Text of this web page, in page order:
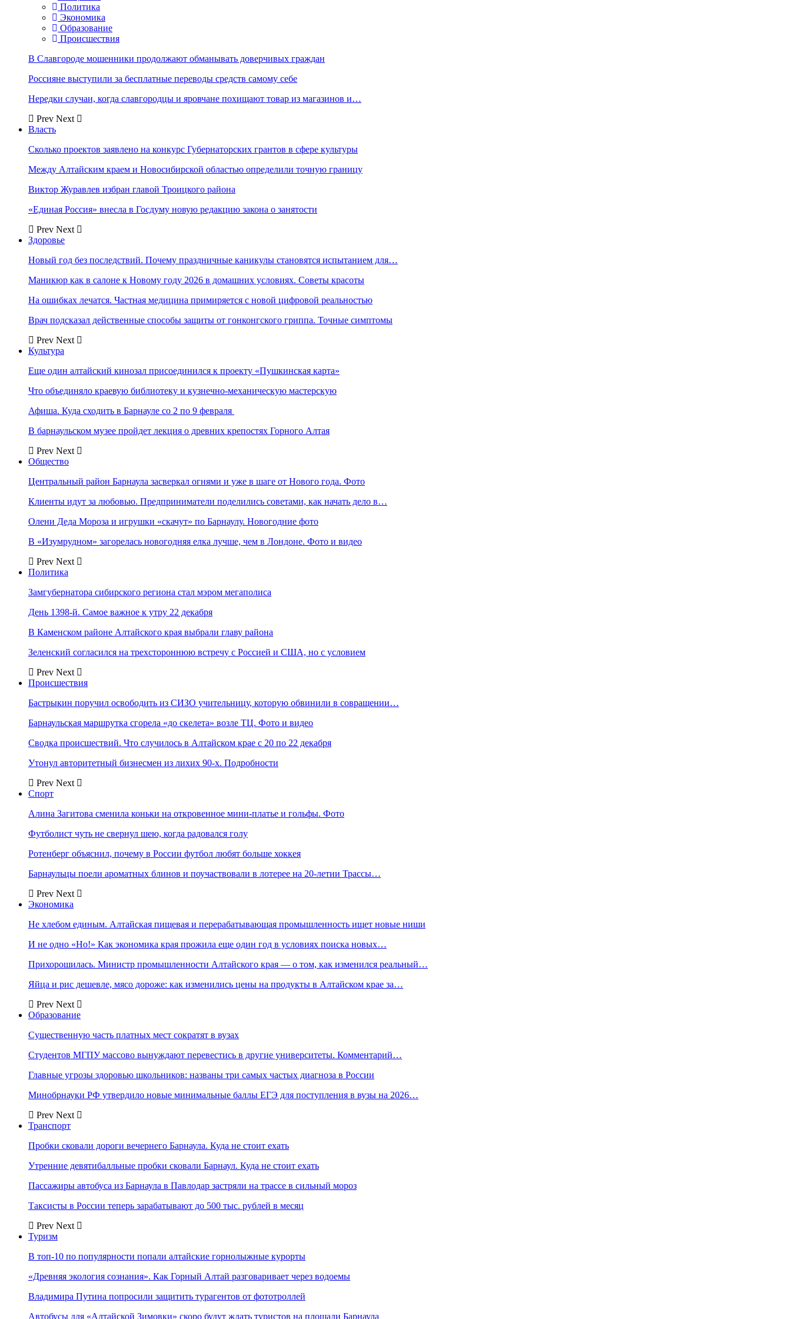
Политика
Экономика
Образование
Происшествия
В Славгороде мошенники продолжают обманывать доверчивых граждан
Россияне выступили за бесплатные переводы средств самому себе
Нередки случаи, когда славгородцы и яровчане похищают товар из магазинов и…
Prev Next
Власть
Сколько проектов заявлено на конкурс Губернаторских грантов в сфере культуры
Между Алтайским краем и Новосибирской областью определили точную границу
Виктор Журавлев избран главой Троицкого района
«Единая Россия» внесла в Госдуму новую редакцию закона о занятости
Prev Next
Здоровье
Новый год без последствий. Почему праздничные каникулы становятся испытанием для…
Маникюр как в салоне к Новому году 2026 в домашних условиях. Советы красоты
На ошибках лечатся. Частная медицина примиряется с новой цифровой реальностью
Врач подсказал действенные способы защиты от гонконгского гриппа. Точные симптомы
Prev Next
Культура
Еще один алтайский кинозал присоединился к проекту «Пушкинская карта»
Что объединяло краевую библиотеку и кузнечно-механическую мастерскую
Афиша. Куда сходить в Барнауле со 2 по 9 февраля
В барнаульском музее пройдет лекция о древних крепостях Горного Алтая
Prev Next
Общество
Центральный район Барнаула засверкал огнями и уже в шаге от Нового года. Фото
Клиенты идут за любовью. Предприниматели поделились советами, как начать дело в…
Олени Деда Мороза и игрушки «скачут» по Барнаулу. Новогодние фото
В «Изумрудном» загорелась новогодняя елка лучше, чем в Лондоне. Фото и видео
Prev Next
Политика
Замгубернатора сибирского региона стал мэром мегаполиса
День 1398-й. Самое важное к утру 22 декабря
В Каменском районе Алтайского края выбрали главу района
Зеленский согласился на трехстороннюю встречу с Россией и США, но с условием
Prev Next
Происшествия
Бастрыкин поручил освободить из СИЗО учительницу, которую обвинили в совращении…
Барнаульская маршрутка сгорела «до скелета» возле ТЦ. Фото и видео
Сводка происшествий. Что случилось в Алтайском крае с 20 по 22 декабря
Утонул авторитетный бизнесмен из лихих 90-х. Подробности
Prev Next
Спорт
Алина Загитова сменила коньки на откровенное мини-платье и гольфы. Фото
Футболист чуть не свернул шею, когда радовался голу
Ротенберг объяснил, почему в России футбол любят больше хоккея
Барнаульцы поели ароматных блинов и поучаствовали в лотерее на 20-летии Трассы…
Prev Next
Экономика
Не хлебом единым. Алтайская пищевая и перерабатывающая промышленность ищет новые ниши
И не одно «Но!» Как экономика края прожила еще один год в условиях поиска новых…
Прихорошилась. Министр промышленности Алтайского края — о том, как изменился реальный…
Яйца и рис дешевле, мясо дороже: как изменились цены на продукты в Алтайском крае за…
Prev Next
Образование
Существенную часть платных мест сократят в вузах
Студентов МГПУ массово вынуждают перевестись в другие университеты. Комментарий…
Главные угрозы здоровью школьников: названы три самых частых диагноза в России
Минобрнауки РФ утвердило новые минимальные баллы ЕГЭ для поступления в вузы на 2026…
Prev Next
Транспорт
Пробки сковали дороги вечернего Барнаула. Куда не стоит ехать
Утренние девятибалльные пробки сковали Барнаул. Куда не стоит ехать
Пассажиры автобуса из Барнаула в Павлодар застряли на трассе в сильный мороз
Таксисты в России теперь зарабатывают до 500 тыс. рублей в месяц
Prev Next
Туризм
В топ-10 по популярности попали алтайские горнолыжные курорты
«Древняя экология сознания». Как Горный Алтай разговаривает через водоемы
Владимира Путина попросили защитить турагентов от фототроллей
Автобусы для «Алтайской Зимовки» скоро будут ждать туристов на площади Барнаула